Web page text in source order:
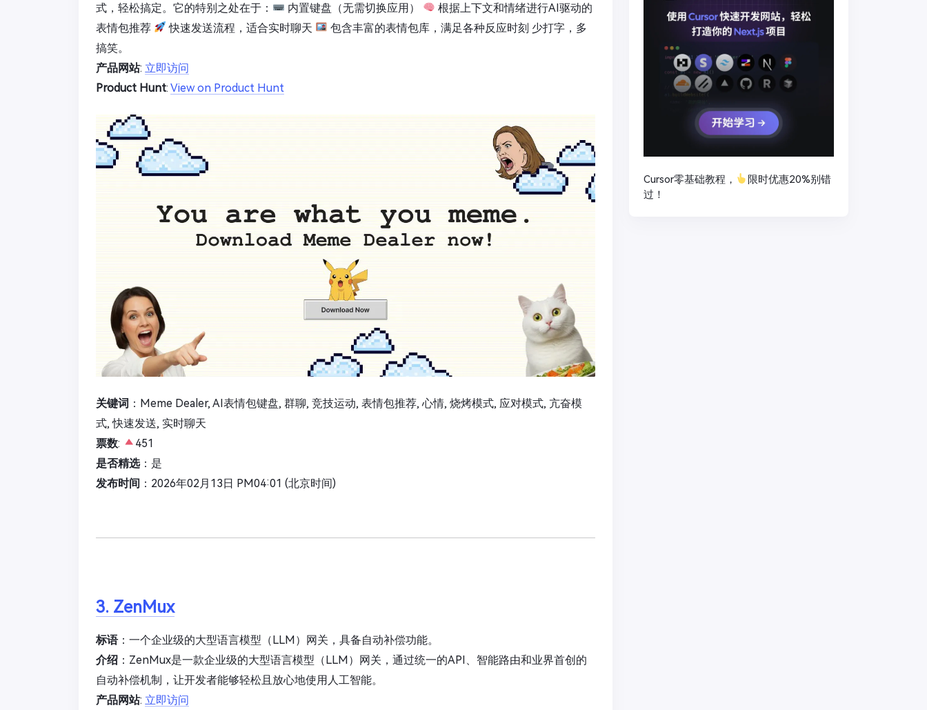
式，轻松搞定。它的特别之处在于：
内置键盘（无需切换应用）
根据上下文和情绪进行AI驱动的
表情包推荐
快速发送流程，适合实时聊天
包含丰富的表情包库，满足各种反应时刻 少打字，多
搞笑。
产品网站: 立即访问
Product Hunt: View on Product Hunt
关键词 ：Meme Dealer, AI表情包键盘, 群聊, 竞技运动, 表情包推荐, 心情, 烧烤模式, 应对模式, 亢奋模
式, 快速发送, 实时聊天
票数:
451
是否精选：是
发布时间 ：2026年02月13日 PM04:01 (北京时间)
3. ZenMux
标语：一个企业级的大型语言模型（LLM）网关，具备自动补偿功能。
介绍 ：ZenMux是一款企业级的大型语言模型（LLM）网关，通过统一的API、智能路由和业界首创的
自动补偿机制，让开发者能够轻松且放心地使用人工智能。
产品网站: 立即访问
Cursor零基础教程，
限时优惠20%别错
过！